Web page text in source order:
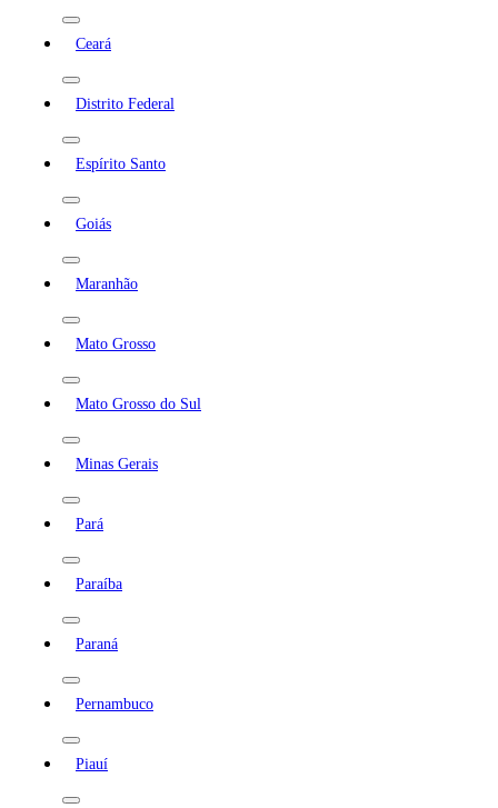
Ceará
Distrito Federal
Espírito Santo
Goiás
Maranhão
Mato Grosso
Mato Grosso do Sul
Minas Gerais
Pará
Paraíba
Paraná
Pernambuco
Piauí